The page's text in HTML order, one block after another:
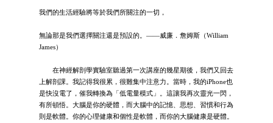
我們的生活經驗將等於我們所關注的一切，
無論那是我們選擇關注還是預設的。——威廉．詹姆斯（William
James）
在神經解剖學實驗室聽過第一次講座的幾星期後，我們又回去
上解剖課。我記得我很累，很難集中注意力。當時，我的iPhone也
是快沒電了，催我轉換為「低電量模式」。這讓我再次靈光一閃，
有所頓悟。大腦是你的硬體，而大腦中的記憶、思想、習慣和行為
則是軟體。你的心理健康和個性是軟體，而你的大腦健康是硬體。